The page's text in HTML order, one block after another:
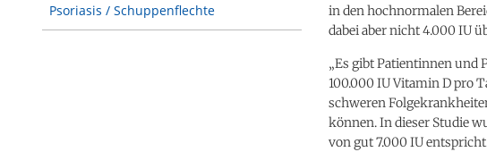
Psoriasis / Schuppenflechte
in den hochnormalen
dabei aber nicht 4.000 IU
„Es gibt Patientinnen und
100.000 IU Vitamin D pro
schweren
können. In dieser Studie
von gut 7.000 IU